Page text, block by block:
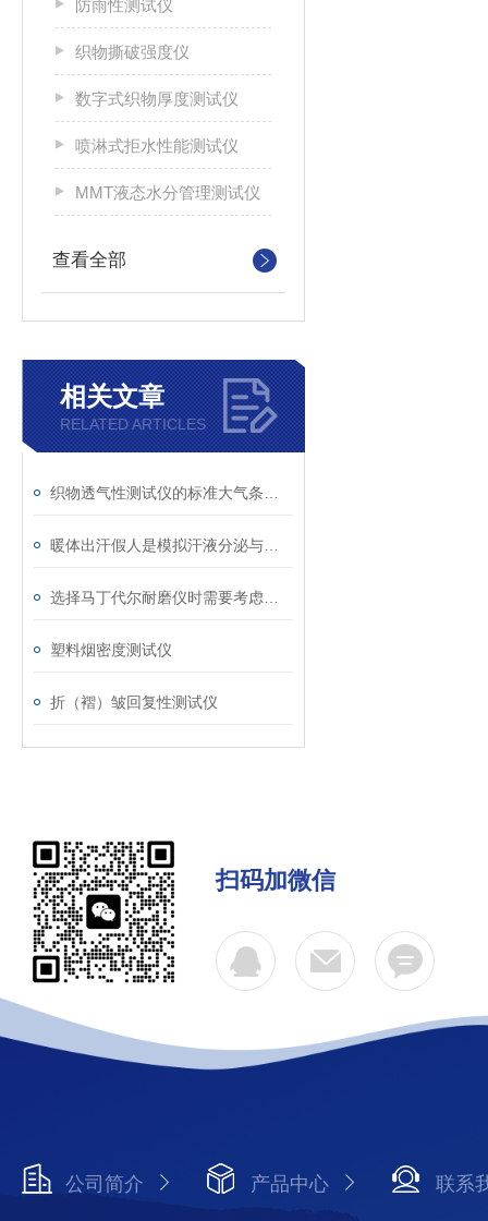
防雨性测试仪
织物撕破强度仪
数字式织物厚度测试仪
喷淋式拒水性能测试仪
MMT液态水分管理测试仪
查看全部
相关文章
RELATED ARTICLES
塑料烟密度测试仪
折（褶）皱回复性测试仪
扫码加微信
公司简介 产品中心 联系